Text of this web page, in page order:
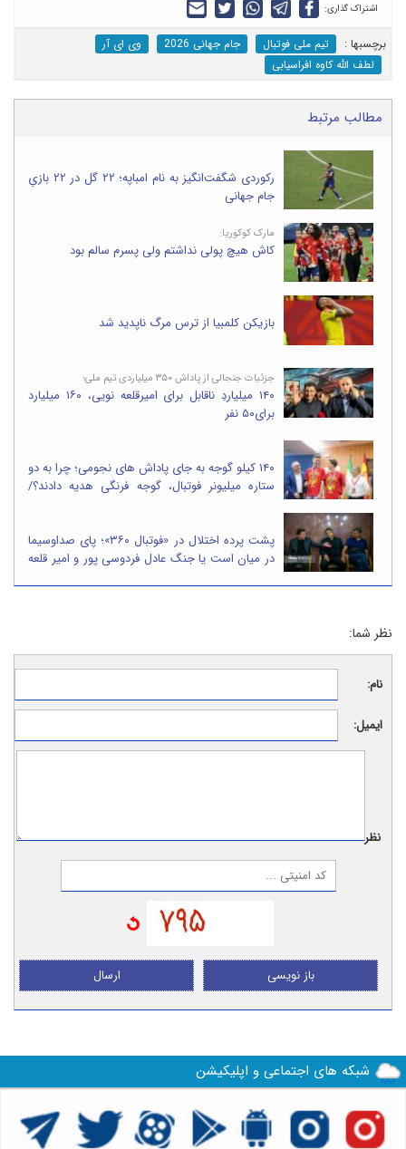
اشتراک گذاری:
برچسب‎ها : تیم ملی فوتبال جام جهانی 2026
وی ای آر
لطف الله کاوه افراسیابی
مطالب مرتبط
رکوردی شگفت‌انگیز به نام امباپه؛ ۲۲ گل در ۲۲ بازیِ
جام جهانی
مارک کوکوریا:
کاش هیچ پولی نداشتم ولی پسرم سالم بود
بازیکن کلمبیا از ترس مرگ ناپدید شد
جزئیات جنجالی از پاداش ۳۵۰ میلیاردی تیم ملی؛
۱۴۰ میلیاردِ ناقابل برای امیرقلعه نویی، ۱۶۰ میلیارد
برای۵۰ نفر
۱۴۰ کیلو گوجه به جای پاداش های نجومی؛ چرا به دو
ستاره میلیونر فوتبال، گوجه فرنگی هدیه دادند؟/
پشت پرده اختلال در «فوتبال ۳۶۰»؛ پای صداوسیما
در میان است یا جنگ عادل فردوسی پور و امیر قلعه
نظر شما:
نام:
ایمیل:
نظر:
ارسال باز نویسی
شبکه های اجتماعی و اپلیکیشن